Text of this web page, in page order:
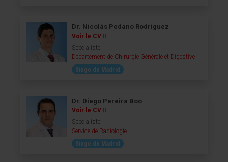
Dr. Nicolás Pedano Rodríguez
Voir le CV
Spécialiste
Département de Chirurgie Générale et Digestive
Siège de Madrid
Dr. Diego Pereira Boo
Voir le CV
Spécialiste
Service de Radiologie
Siège de Madrid